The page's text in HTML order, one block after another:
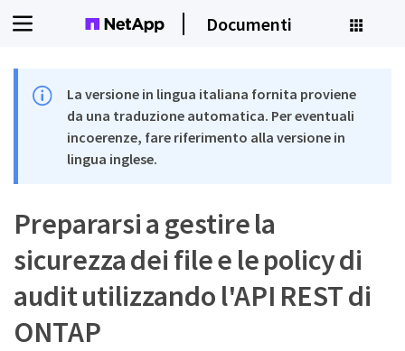
Documenti
La versione in lingua italiana fornita proviene
da una traduzione automatica. Per eventuali
incoerenze, fare riferimento alla versione in
lingua inglese.
Prepararsi a gestire la
sicurezza dei file e le policy di
audit utilizzando l'API REST di
ONTAP